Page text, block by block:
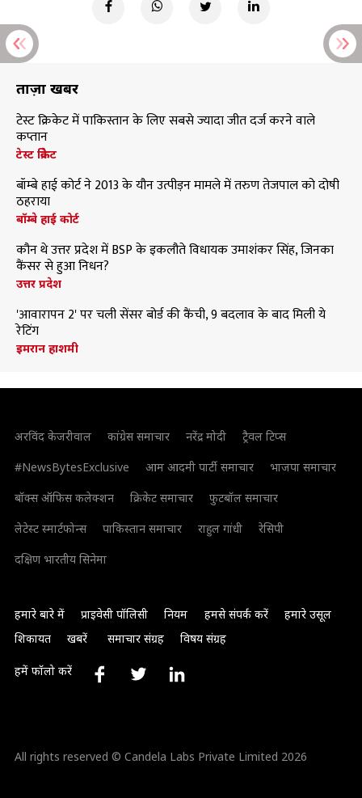
ताज़ा खबरें
टेस्ट क्रिकेट में पाकिस्तान के लिए सबसे ज्यादा जीत दर्ज करने वाले
कप्तान
टेस्ट क्रिकेट
बॉम्बे हाई कोर्ट ने 2013 के यौन उत्पीड़न मामले में तरुण तेजपाल को दोषी
ठहराया
बॉम्बे हाई कोर्ट
कौन थे उत्तर प्रदेश में BSP के इकलौते विधायक उमाशंकर सिंह, जिनका
कैंसर से हुआ निधन?
उत्तर प्रदेश
'आवारापन 2' पर चली सेंसर बोर्ड की कैंची, 9 बदलाव के बाद मिली ये
रेटिंग
इमरान हाशमी
अरविंद केजरीवाल कांग्रेस समाचार नरेंद्र मोदी
ट्रैवल टिप्स
#NewsBytesExclusive
आम आदमी पार्टी समाचार
भाजपा समाचार
बॉक्स ऑफिस कलेक्शन
क्रिकेट समाचार
फुटबॉल समाचार
लेटेस्ट स्मार्टफोन्स
पाकिस्तान समाचार राहुल गांधी
रेसिपी
दक्षिण भारतीय सिनेमा
हमारे बारे में प्राइवेसी पॉलिसी नियम हमसे संपर्क करें
हमारे उसूल
शिकायत
खबरें समाचार संग्रह विषय संग्रह
हमें फॉलो करें
All rights reserved © Candela Labs Private Limited 2026